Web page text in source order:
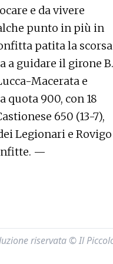
e da vivere
punto in più in
patita la scorsa
a guidare il girone B.
Macerata e
quota 900, con 18
650 (13-7),
Legionari e Rovigo
—
riservata © Il